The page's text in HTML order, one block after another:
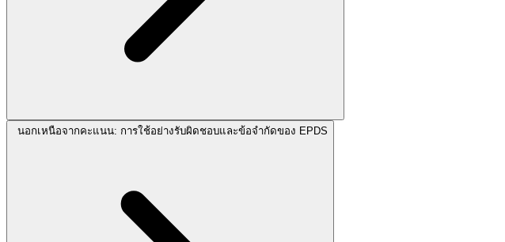
นอกเหนือจากคะแนน: การใช้อย่างรับผิดชอบและข้อจำกัดของ EPDS